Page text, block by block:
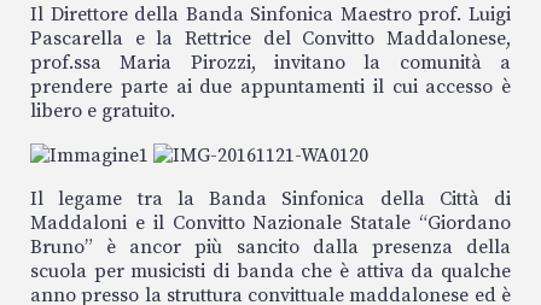
Il Direttore della Banda Sinfonica Maestro prof. Luigi
Pascarella e la Rettrice del Convitto Maddalonese,
prof.ssa Maria Pirozzi, invitano la comunità a
prendere parte ai due appuntamenti il cui accesso è
libero e gratuito.
Il legame tra la Banda Sinfonica della Città di
Maddaloni e il Convitto Nazionale Statale “Giordano
Bruno” è ancor più sancito dalla presenza della
scuola per musicisti di banda che è attiva da qualche
anno presso la struttura convittuale maddalonese ed è